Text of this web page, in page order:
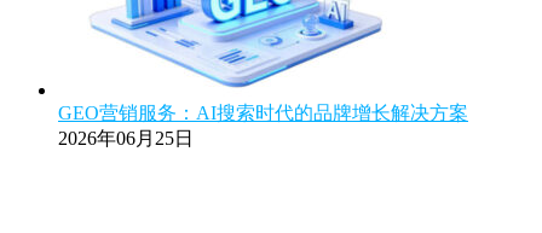
GEO营销服务：AI搜索时代的品牌增长解决方案
2026年06月25日